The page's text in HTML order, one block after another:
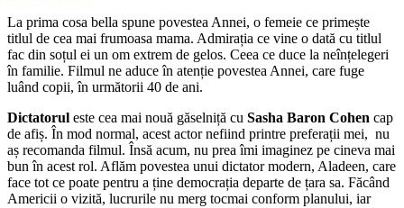
La prima cosa bella spune povestea Annei, o femeie ce primește
titlul de cea mai frumoasa mama. Admirația ce vine o dată cu titlul
fac din soțul ei un om extrem de gelos. Ceea ce duce la neînțelegeri
în familie. Filmul ne aduce în atenție povestea Annei, care fuge
luând copii, în următorii 40 de ani.
Dictatorul este cea mai nouă găselniță cu Sasha Baron Cohen cap
de afiș. În mod normal, acest actor nefiind printre preferații mei, nu
aș recomanda filmul. Însă acum, nu prea îmi imaginez pe cineva mai
bun în acest rol. Aflăm povestea unui dictator modern, Aladeen, care
face tot ce poate pentru a ține democrația departe de țara sa. Făcând
Americii o vizită, lucrurile nu merg tocmai conform planului, iar